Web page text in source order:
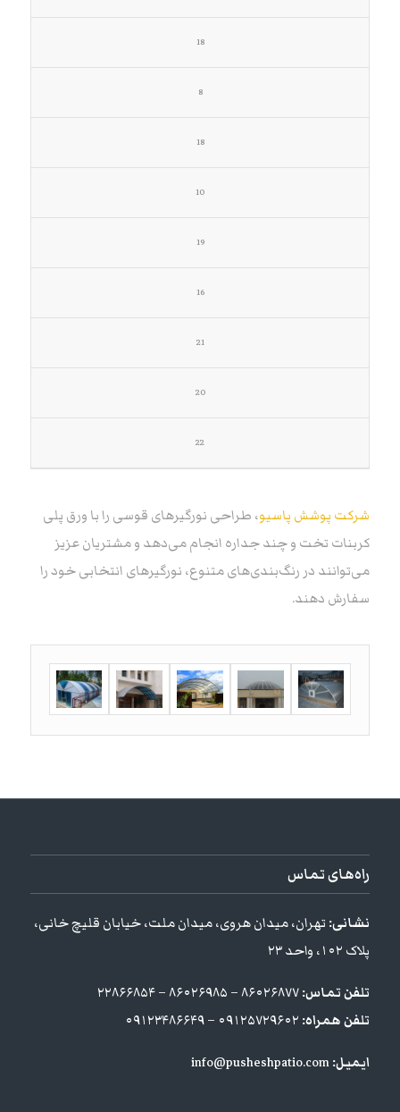
18
8
18
10
19
16
21
20
22
شرکت پوشش پاسیو، طراحی نورگیرهای قوسی را با ورق پلی
کربنات تخت و چند جداره انجام می‌دهد و مشتریان عزیز
می‌توانند در رنگ‌بندی‌های متنوع، نورگیرهای انتخابی خود را
سفارش دهند.
راه‌های تماس
نشانی: تهران، میدان هروی، میدان ملت، خیابان قلیچ خانی،
پلاک ۱۰۲، واحد ۲۳
تلفن تماس:
تلفن همراه: ۰۹۱۲۵۷۲۹۶۰۲ – ۰۹۱۲۳۴۸۶۶۴۹
ایمیل:info@pusheshpatio.com